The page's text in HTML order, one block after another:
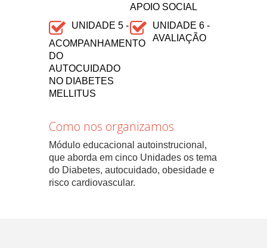
APOIO SOCIAL
UNIDADE 5 -
ACOMPANHAMENTO
DO
AUTOCUIDADO
NO DIABETES
MELLITUS
UNIDADE 6 -
AVALIAÇÃO
Como nos organizamos
Módulo educacional autoinstrucional,
que aborda em cinco Unidades os tema
do Diabetes, autocuidado, obesidade e
risco cardiovascular.